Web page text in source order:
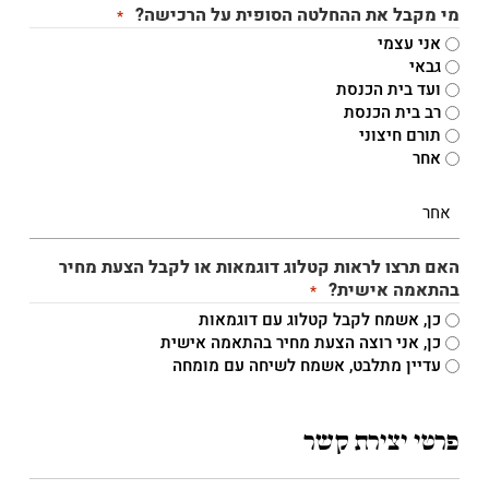
מי מקבל את ההחלטה הסופית על הרכישה? *
אני עצמי
גבאי
ועד בית הכנסת
רב בית הכנסת
תורם חיצוני
אחר
האם תרצו לראות קטלוג דוגמאות או לקבל הצעת מחיר
בהתאמה אישית? *
כן, אשמח לקבל קטלוג עם דוגמאות
כן, אני רוצה הצעת מחיר בהתאמה אישית
עדיין מתלבט, אשמח לשיחה עם מומחה
פרטי יצירת קשר